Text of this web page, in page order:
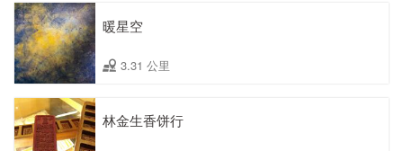
暖星空
3.31 公里
林金生香饼行